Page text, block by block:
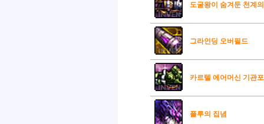
도굴왕이 숨겨둔 천계
그라인딩 오버필드
카르텔 에어머신 기관포
플루의 집념